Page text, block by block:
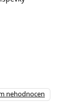
nehodnocen